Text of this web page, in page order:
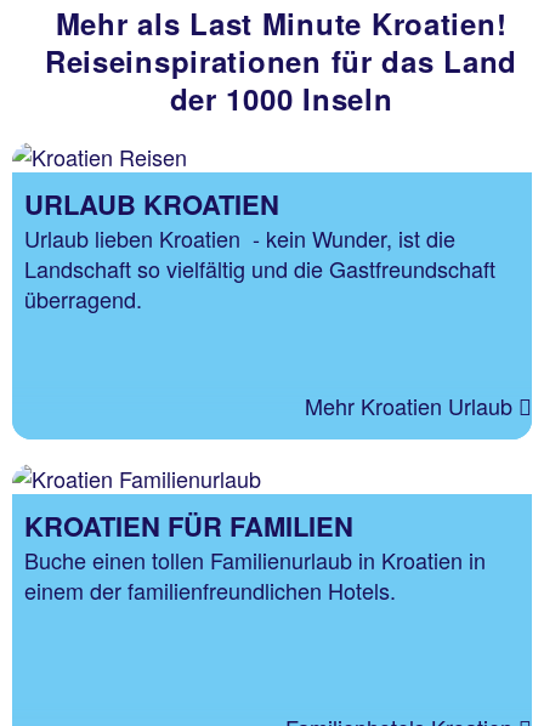
Mehr als Last Minute Kroatien!
Reiseinspirationen für das Land
der 1000 Inseln
URLAUB KROATIEN
Urlaub lieben Kroatien - kein Wunder, ist die
Landschaft so vielfältig und die Gastfreundschaft
überragend.
Mehr Kroatien Urlaub
KROATIEN FÜR FAMILIEN
Buche einen tollen Familienurlaub in Kroatien in
einem der familienfreundlichen Hotels.